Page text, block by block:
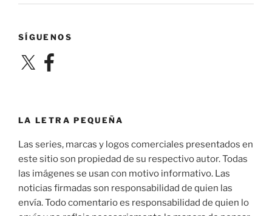
SÍGUENOS
X Facebook
LA LETRA PEQUEÑA
Las series, marcas y logos comerciales presentados en
este sitio son propiedad de su respectivo autor. Todas
las imágenes se usan con motivo informativo. Las
noticias firmadas son responsabilidad de quien las
envía. Todo comentario es responsabilidad de quien lo